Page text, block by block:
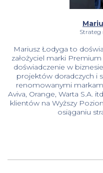
Mariusz Łodyga to
założyciel marki
doświadczenie w
projektów doradczych i
renomowanymi
Aviva, Orange, Warta S.A.
klientów na Wyższy
osiąganiu